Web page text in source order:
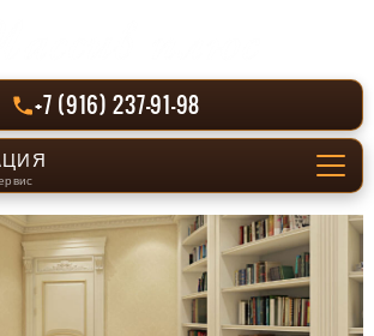
+7 (916) 237-91-98
заявку
САЙТА